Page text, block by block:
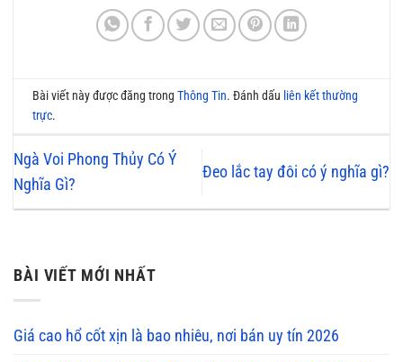
Bài viết này được đăng trongThông Tin. Đánh dấu liên kết thường
trực.
Ngà Voi Phong Thủy Có Ý
Nghĩa Gì?
Đeo lắc tay đôi có ý nghĩa gì?
BÀI VIẾT MỚI NHẤT
Giá cao hổ cốt xịn là bao nhiêu, nơi bán uy tín 2026